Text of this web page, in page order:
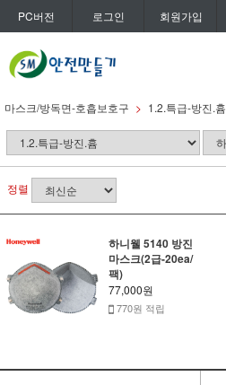
PC버전 로그인 회원가입
마스크/방독면-호흡보호구 1.2.특급-방진.흄
정렬
하니웰 5140 방진
마스크(2급-20ea/
팩)
77,000원
770원 적립